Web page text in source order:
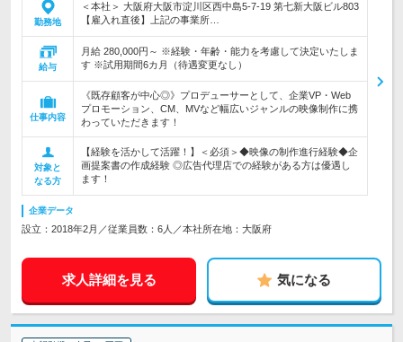
勤務地
＜本社＞ 大阪府大阪市淀川区西中島5-7-19 第七新大阪ビル803
【雇入れ直後】上記の事業所…
給与
月給 280,000円～ ※経験・年齢・能力を考慮して決定いたしま
す ※試用期間6カ月（待遇変更なし）
仕事内容
《既存顧客が中心◎》プロデューサーとして、企業VP・Web
プロモーション、CM、MVなど幅広いジャンルの映像制作に携
わっていただきます！
対象と
なる方
【経験を活かして活躍！】＜必須＞◆映像の制作進行経験◆企
画提案書の作成経験 ◎広告代理店での経験がある方は優遇し
ます！
企業データ
設立：2018年2月／従業員数：6人／本社所在地：大阪府
求人詳細を見る 気になる